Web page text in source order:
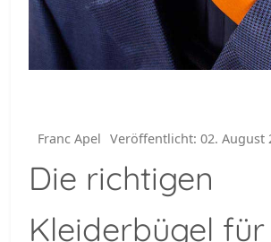
Franc Apel Veröffentlicht: 02. August
Die richtigen
Kleiderbügel